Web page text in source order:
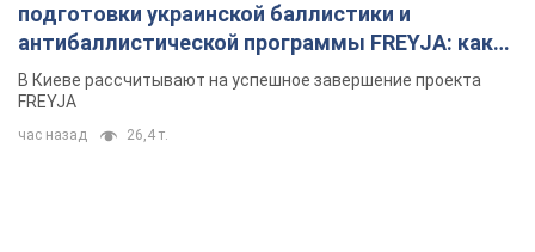
подготовки украинской баллистики и
антибаллистической программы FREYJA: какие
решения готовятся
В Киеве рассчитывают на успешное завершение проекта
FREYJA
час назад 26,4 т.